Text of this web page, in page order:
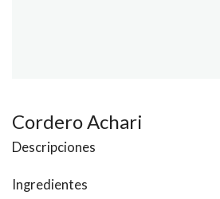
Cordero Achari
Descripciones
Ingredientes